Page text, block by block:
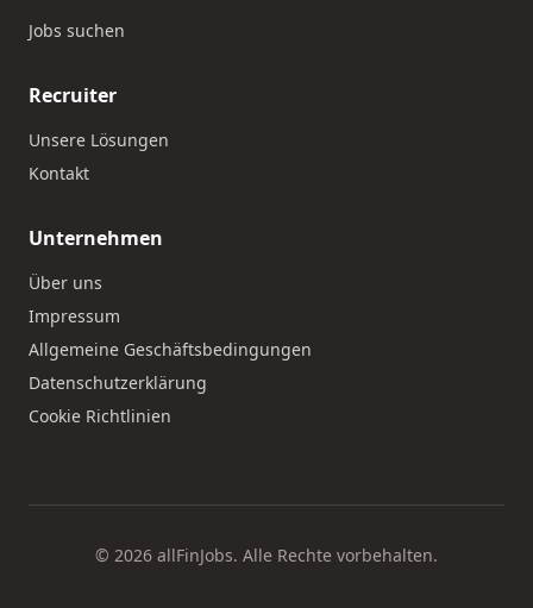
Jobs suchen
Recruiter
Unsere Lösungen
Kontakt
Unternehmen
Über uns
Impressum
Allgemeine Geschäftsbedingungen
Datenschutzerklärung
Cookie Richtlinien
© 2026 allFinJobs. Alle Rechte vorbehalten.